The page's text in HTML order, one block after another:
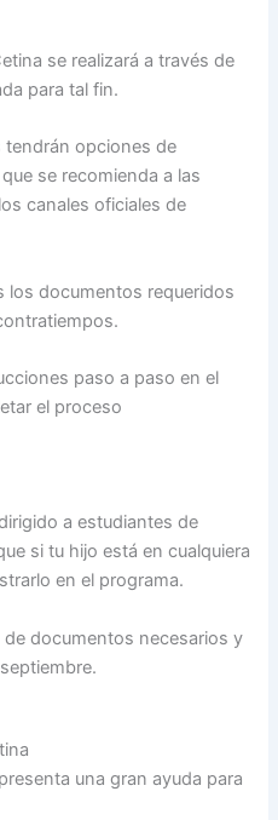
se realizará a través de
para tal fin.
tendrán opciones de
se recomienda a las
canales oficiales de
los documentos requeridos
paso a paso en el
el proceso
a estudiantes de
si tu hijo está en cualquiera
en el programa.
documentos necesarios y
una gran ayuda para